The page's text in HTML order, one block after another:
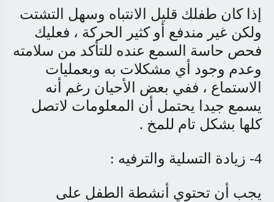
إذا كان طفلك قليل الانتباه وسهل التشتت
ولكن غير مندفع أو كثير الحركة ، فعليك
فحص حاسة السمع عنده للتأكد من سلامته
وعدم وجود أي مشكلات به وبعمليات
الاستماع ، ففي بعض الأحيان رغم أنه
يسمع جيدا يحتمل أن المعلومات لاتصل
كلها بشكل تام للمخ .
4- زيادة التسلية والترفيه :
يجب أن تحتوي أنشطة الطفل على